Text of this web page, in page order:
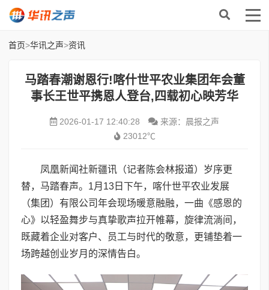
首页>华讯之声>资讯
马踏春潮谢恩行!喀什世平农业集团年会董
事长王世平携恩人登台,四载初心映芳华
2026-01-17 12:40:28
来源：晨报之声
23012℃
凤凰新闻社新疆讯（记者陈会林报道）岁序更
替，马踏春声。1月13日下午，喀什世平农业发展
（集团）有限公司年会现场暖意融融，一曲《感恩的
心》以轻盈舞步与真挚歌声拉开帷幕，旋律流淌间，
既藏着企业对客户、员工与时代的敬意，更铺垫着一
场跨越创业岁月的深情告白。